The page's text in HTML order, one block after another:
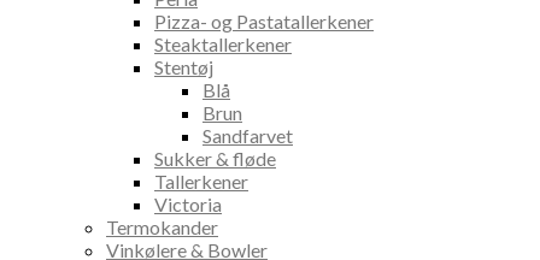
Pizza- og Pastatallerkener
Steaktallerkener
Stentøj
Blå
Brun
Sandfarvet
Sukker & fløde
Tallerkener
Victoria
Termokander
Vinkølere & Bowler